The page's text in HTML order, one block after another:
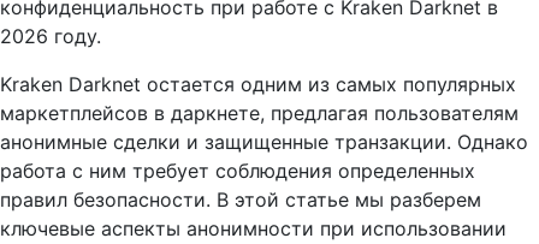
конфиденциальность при работе с Kraken Darknet в
2026 году.
Kraken Darknet остается одним из самых популярных
маркетплейсов в даркнете, предлагая пользователям
анонимные сделки и защищенные транзакции. Однако
работа с ним требует соблюдения определенных
правил безопасности. В этой статье мы разберем
ключевые аспекты анонимности при использовании